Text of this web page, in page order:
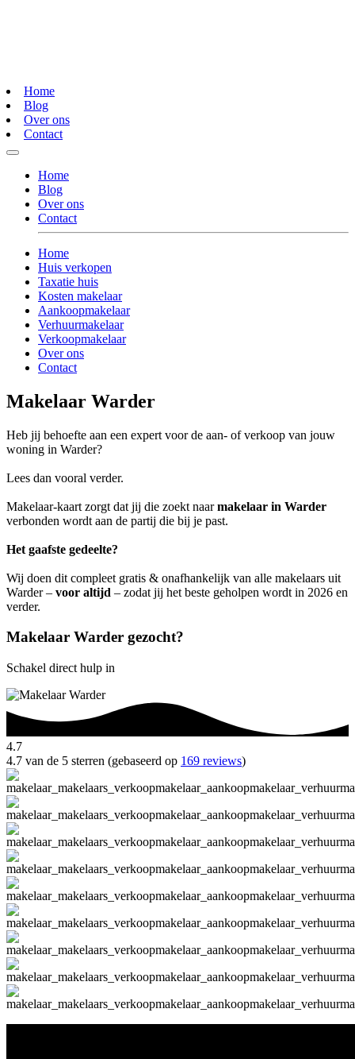
Home
Blog
Over ons
Contact
Home
Blog
Over ons
Contact
Home
Huis verkopen
Taxatie huis
Kosten makelaar
Aankoopmakelaar
Verhuurmakelaar
Verkoopmakelaar
Over ons
Contact
Makelaar Warder
Heb jij behoefte aan een expert voor de aan- of verkoop van jouw
woning in Warder?
Lees dan vooral verder.
Makelaar-kaart zorgt dat jij die zoekt naarmakelaar in Warder
verbonden wordt aan de partij die bij je past.
Het gaafste gedeelte?
Wij doen dit compleet gratis & onafhankelijk van alle makelaars uit
Warder – voor altijd – zodat jij het beste geholpen wordt in 2026 en
verder.
Makelaar Warder gezocht?
Schakel direct hulp in
4.7
4.7 van de 5 sterren (gebaseerd op 169 reviews)